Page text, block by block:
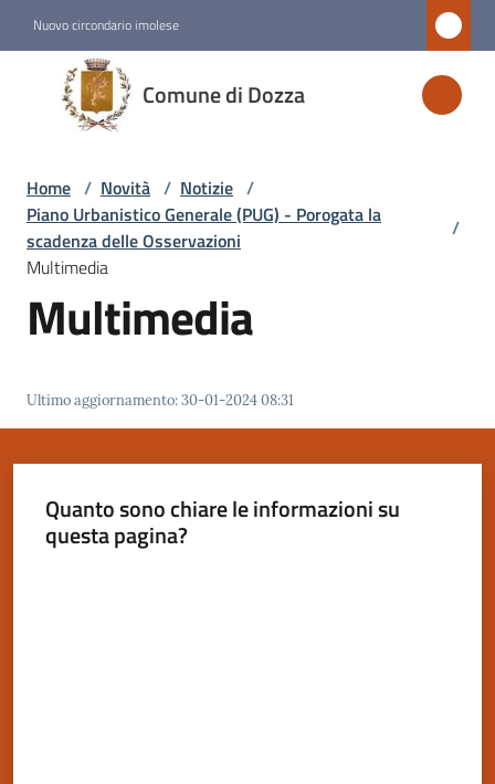
Nuovo circondario imolese
Comune di Dozza
Comune
di
Dozza
Amministrazione
Novità
Menu selezionato
Dozza
Home / Novità / Notizie /
Piano Urbanistico Generale (PUG) - Porogata la
scadenza delle Osservazioni
/
Multimedia
Multimedia
Ultimo aggiornamento:30-01-2024 08:31
Quanto sono chiare le informazioni su
questa pagina?